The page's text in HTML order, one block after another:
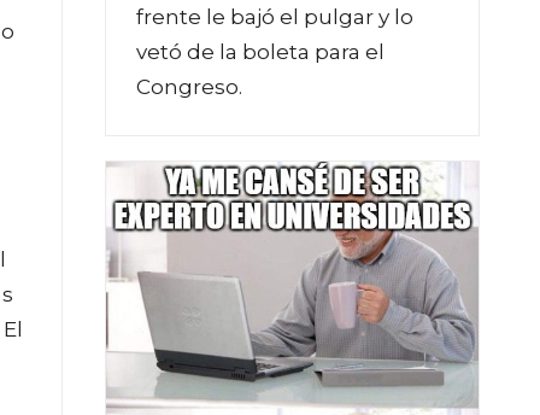
frente le bajó el pulgar y lo
vetó de la boleta para el
Congreso.